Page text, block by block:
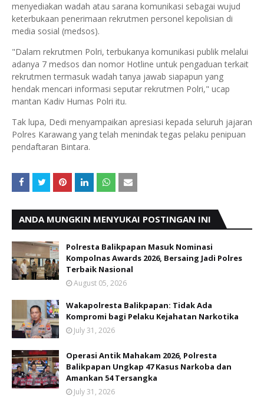
menyediakan wadah atau sarana komunikasi sebagai wujud
keterbukaan penerimaan rekrutmen personel kepolisian di
media sosial (medsos).
"Dalam rekrutmen Polri, terbukanya komunikasi publik melalui
adanya 7 medsos dan nomor Hotline untuk pengaduan terkait
rekrutmen termasuk wadah tanya jawab siapapun yang
hendak mencari informasi seputar rekrutmen Polri," ucap
mantan Kadiv Humas Polri itu.
Tak lupa, Dedi menyampaikan apresiasi kepada seluruh jajaran
Polres Karawang yang telah menindak tegas pelaku penipuan
pendaftaran Bintara.
ANDA MUNGKIN MENYUKAI POSTINGAN INI
Polresta Balikpapan Masuk Nominasi
Kompolnas Awards 2026, Bersaing Jadi Polres
Terbaik Nasional
August 05, 2026
Wakapolresta Balikpapan: Tidak Ada
Kompromi bagi Pelaku Kejahatan Narkotika
July 31, 2026
Operasi Antik Mahakam 2026, Polresta
Balikpapan Ungkap 47 Kasus Narkoba dan
Amankan 54 Tersangka
July 31, 2026